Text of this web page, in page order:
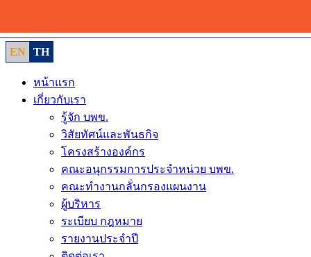
content
EN
TH
หน้าแรก
เกี่ยวกับเรา
รู้จัก บพข.
วิสัยทัศน์และพันธกิจ
โครงสร้างองค์กร
คณะอนุกรรมการประจำหน่วย บพข.
คณะทำงานกลั่นกรองแผนงาน
ผู้บริหาร
ระเบียบ กฎหมาย
รายงานประจำปี